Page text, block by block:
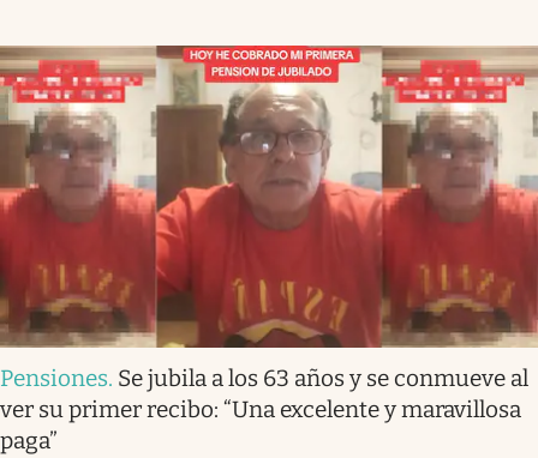
Pensiones. Se jubila a los 63 años y se conmueve al
ver su primer recibo: “Una excelente y maravillosa
paga”